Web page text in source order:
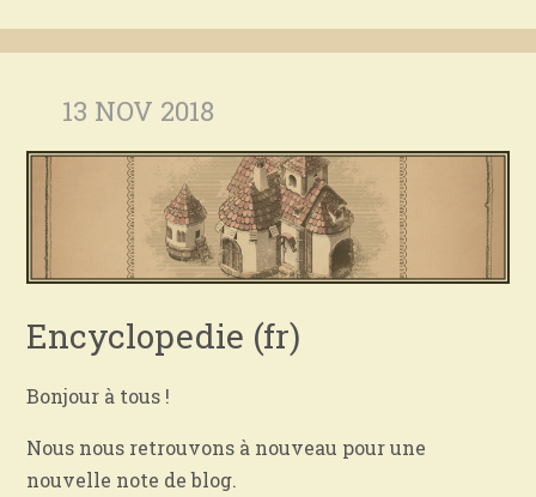
13 NOV 2018
Encyclopedie (fr)
Bonjour à tous !
Nous nous retrouvons à nouveau pour une
nouvelle note de blog.